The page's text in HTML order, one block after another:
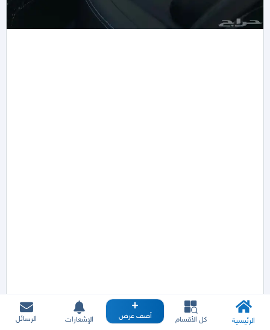
الرئيسية كل الأقسام أضف عرض الإشعارات الرسائل